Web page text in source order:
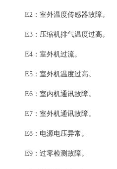
E2：室外温度传感器故障。
E3：压缩机排气温度过高。
E4：室外机过流。
E5：室外机温度过高。
E6：室内机通讯故障。
E7：室外机通讯故障。
E8：电源电压异常。
E9：过零检测故障。